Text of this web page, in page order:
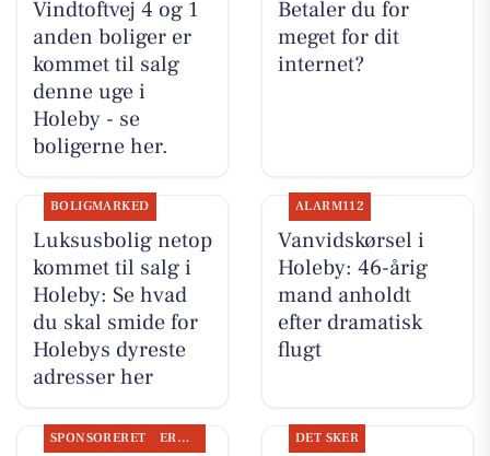
Vindtoftvej 4 og 1
anden boliger er
kommet til salg
denne uge i
Holeby - se
boligerne her.
Betaler du for
meget for dit
internet?
BOLIGMARKED
Luksusbolig netop
kommet til salg i
Holeby: Se hvad
du skal smide for
Holebys dyreste
adresser her
ALARM112
Vanvidskørsel i
Holeby: 46-årig
mand anholdt
efter dramatisk
flugt
SPONSORERET ERHVERV DET SKER